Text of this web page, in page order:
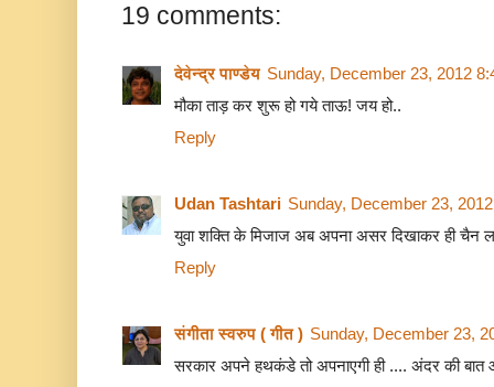
19 comments:
देवेन्द्र पाण्डेय Sunday, December 23, 2012
मौका ताड़ कर शुरू हो गये ताऊ! जय हो..
Reply
Udan Tashtari Sunday, December 23,
युवा शक्ति के मिजाज अब अपना असर दिखाकर ही चैन
Reply
संगीता स्वरुप ( गीत ) Sunday, December 23,
सरकार अपने हथकंडे तो अपनाएगी ही .... अंदर की बात